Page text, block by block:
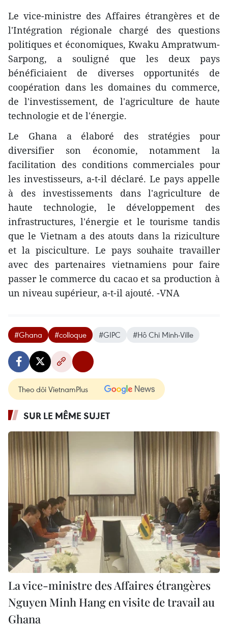
Le vice-ministre des Affaires étrangères et de
l'Intégration régionale chargé des questions
politiques et économiques, Kwaku Ampratwum-
Sarpong, a souligné que les deux pays
bénéficiaient de diverses opportunités de
coopération dans les domaines du commerce,
de l'investissement, de l'agriculture de haute
technologie et de l'énergie.
Le Ghana a élaboré des stratégies pour
diversifier son économie, notamment la
facilitation des conditions commerciales pour
les investisseurs, a-t-il déclaré. Le pays appelle
à des investissements dans l'agriculture de
haute technologie, le développement des
infrastructures, l'énergie et le tourisme tandis
que le Vietnam a des atouts dans la riziculture
et la pisciculture. Le pays souhaite travailler
avec des partenaires vietnamiens pour faire
passer le commerce du cacao et sa production à
un niveau supérieur, a-t-il ajouté. -VNA
#Ghana #colloque #GIPC #Hô Chi Minh-Ville
Theo dõi VietnamPlus
SUR LE MÊME SUJET
La vice-ministre des Affaires étrangères
Nguyen Minh Hang en visite de travail au
Ghana